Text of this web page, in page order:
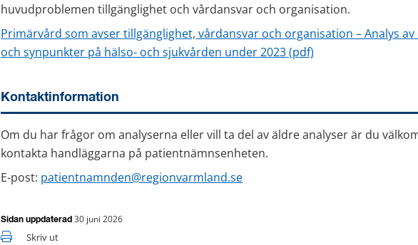
huvudproblemen tillgänglighet och vårdansvar och organisation.
Primärvård som avser tillgänglighet, vårdansvar och organisation – Analys av
och synpunkter på hälso- och sjukvården under 2023 (pdf)
Kontaktinformation
Om du har frågor om analyserna eller vill ta del av äldre analyser är du
kontakta handläggarna på patientnämnsenheten.
E-post: patientnamnden@regionvarmland.se
Sidan uppdaterad 30 juni 2026
Skriv ut